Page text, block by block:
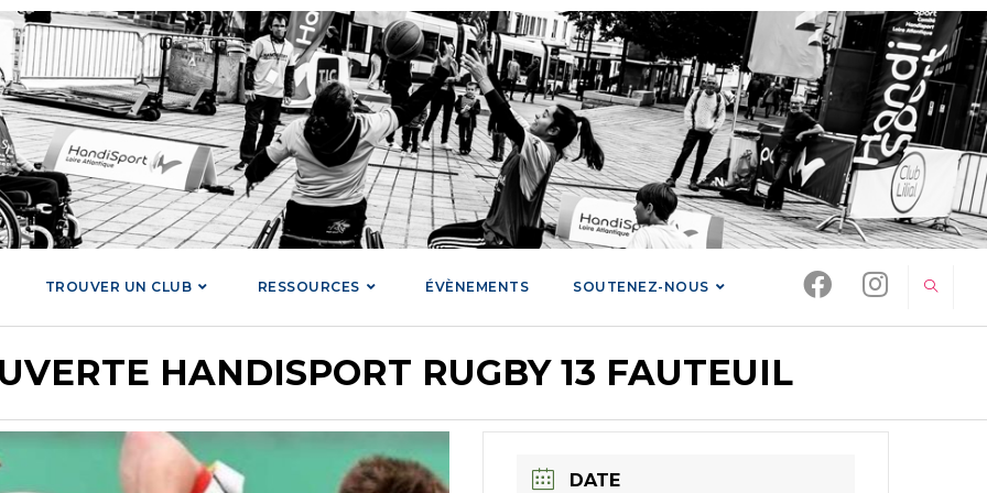
TROUVER UN CLUB RESSOURCES ÉVÈNEMENTS SOUTENEZ-NOUS
HANDISPORT RUGBY 13 FAUTEUIL
DATE